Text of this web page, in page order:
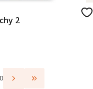
2
z produktami
Przejdź do